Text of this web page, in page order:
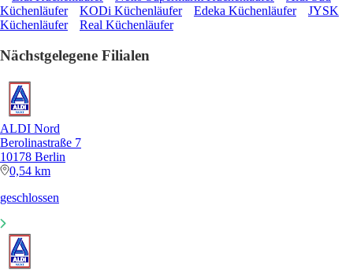
Küchenläufer
KODi Küchenläufer Edeka Küchenläufer
JYSK
Küchenläufer
Real Küchenläufer
Nächstgelegene Filialen
ALDI Nord
Berolinastraße 7
10178 Berlin
0,54 km
geschlossen